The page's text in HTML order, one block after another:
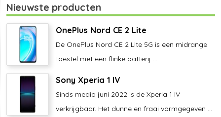
Nieuwste producten
OnePlus Nord CE 2 Lite
De OnePlus Nord CE 2 Lite 5G is een midrange
toestel met een flinke batterij ...
Sony Xperia 1 IV
Sinds medio juni 2022 is de Xperia 1 IV
verkrijgbaar. Het dunne en fraai vormgegeven ...